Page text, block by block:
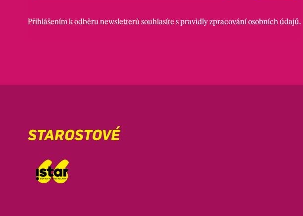
Přihlášením k odběru newsletterů souhlasíte spravidly zpracování osobních údajů.